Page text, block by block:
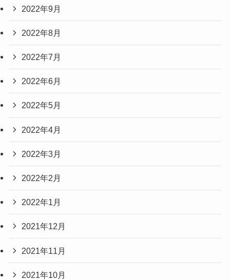
2022年9月
2022年8月
2022年7月
2022年6月
2022年5月
2022年4月
2022年3月
2022年2月
2022年1月
2021年12月
2021年11月
2021年10月